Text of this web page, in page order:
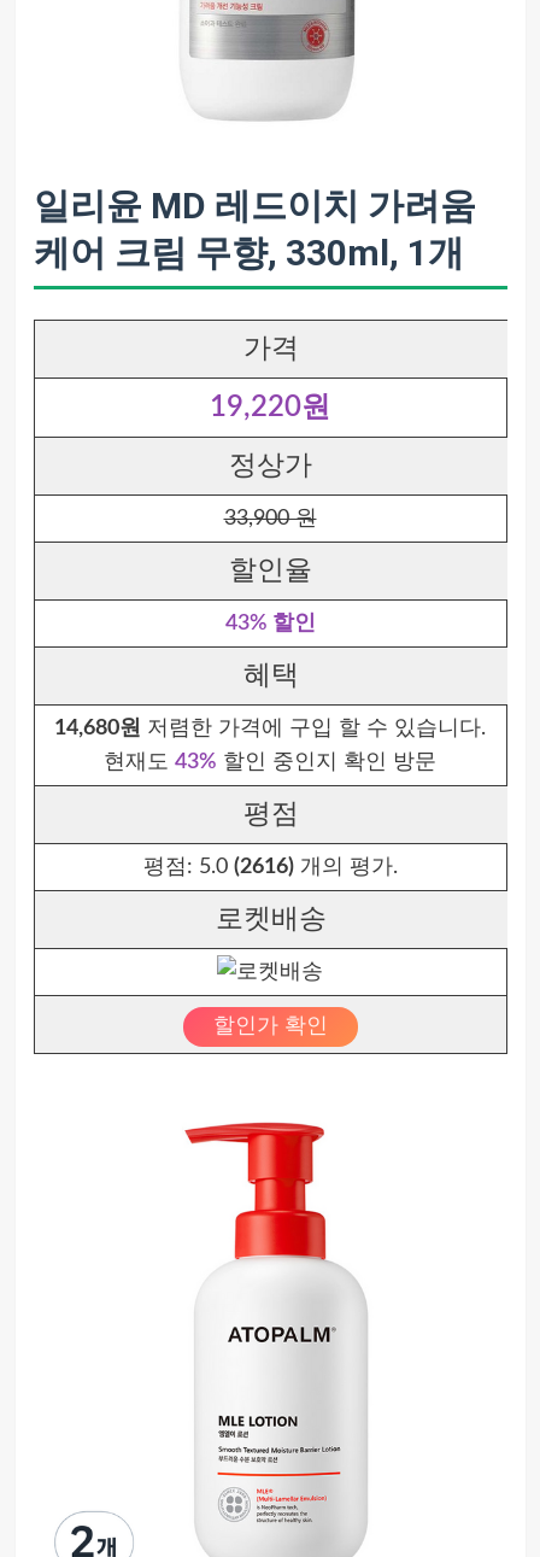
일리윤 MD 레드이치 가려움
케어 크림 무향, 330ml, 1개
가격
19,220원
정상가
33,900 원
할인율
43% 할인
혜택
14,680원 저렴한 가격에 구입 할 수 있습니다.
현재도 43% 할인 중인지 확인 방문
평점
평점: 5.0 (2616)개의 평가.
로켓배송
할인가 확인